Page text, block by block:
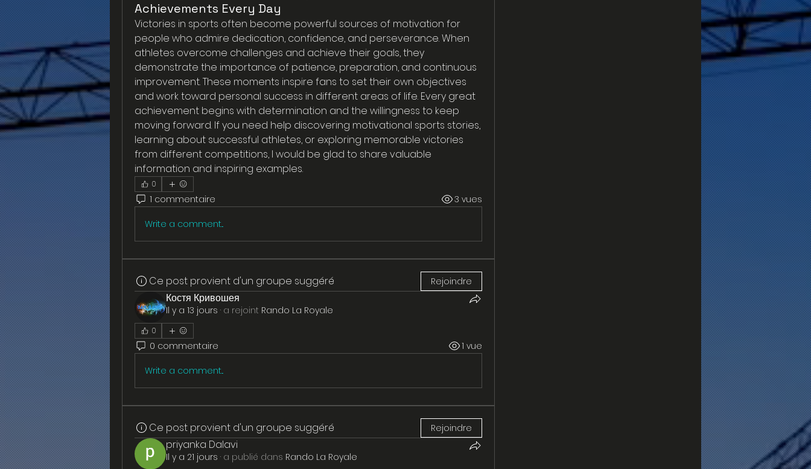
Achievements Every Day
Victories in sports often become powerful sources of motivation for
people who admire dedication, confidence, and perseverance. When
athletes overcome challenges and achieve their goals, they
demonstrate the importance of patience, preparation, and continuous
improvement. These moments inspire fans to set their own objectives
and work toward personal success in different areas of life. Every great
achievement begins with determination and the willingness to keep
moving forward. If you need help discovering motivational sports stories,
learning about successful athletes, or exploring memorable victories
from different competitions, I would be glad to share valuable
information and inspiring examples.
0
1 commentaire 3 vues
Write a comment...
Ce post provient d'un groupe suggéré Rejoindre
Костя Кривошея
Il y a 13 jours · a rejoint Rando La Royale
0
0 commentaire 1 vue
Write a comment...
Ce post provient d'un groupe suggéré Rejoindre
priyanka Dalavi
Il y a 21 jours · a publié dans Rando La Royale